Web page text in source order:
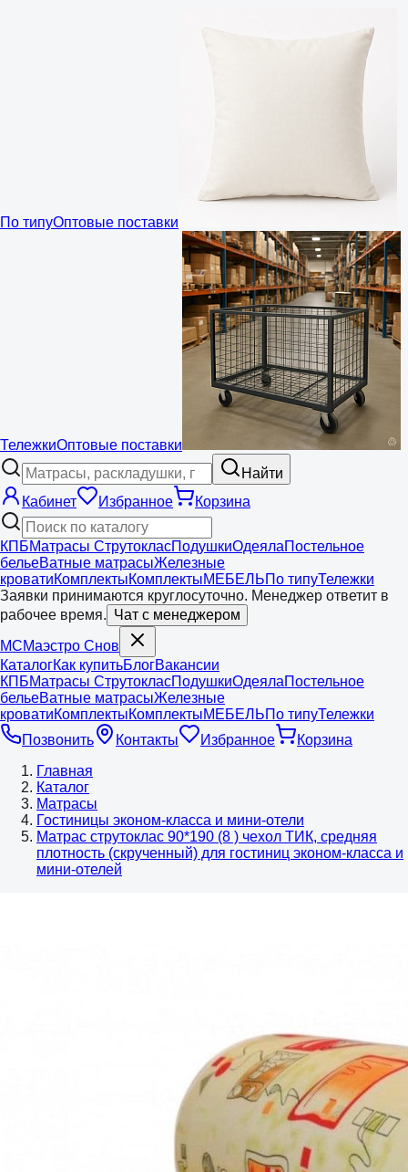
По типуОптовые поставки
ТележкиОптовые поставки
Найти
Кабинет
Избранное Корзина
КПБМатрасы СтрутокласПодушкиОдеялаПостельное
бельеВатные матрасыЖелезные
кроватиКомплектыКомплектыМЕБЕЛЬПо типуТележки
Заявки принимаются круглосуточно. Менеджер ответит в
рабочее время. Чат с менеджером
МСМаэстро Снов
КаталогКак купитьБлогВакансии
КПБМатрасы СтрутокласПодушкиОдеялаПостельное
бельеВатные матрасыЖелезные
кроватиКомплектыКомплектыМЕБЕЛЬПо типуТележки
Позвонить
Контакты Избранное
Корзина
Главная
Каталог
Матрасы
Гостиницы эконом-класса и мини-отели
Матрас струтоклас 90*190 (8 ) чехол ТИК, средняя
плотность (скрученный) для гостиниц эконом-класса и
мини-отелей